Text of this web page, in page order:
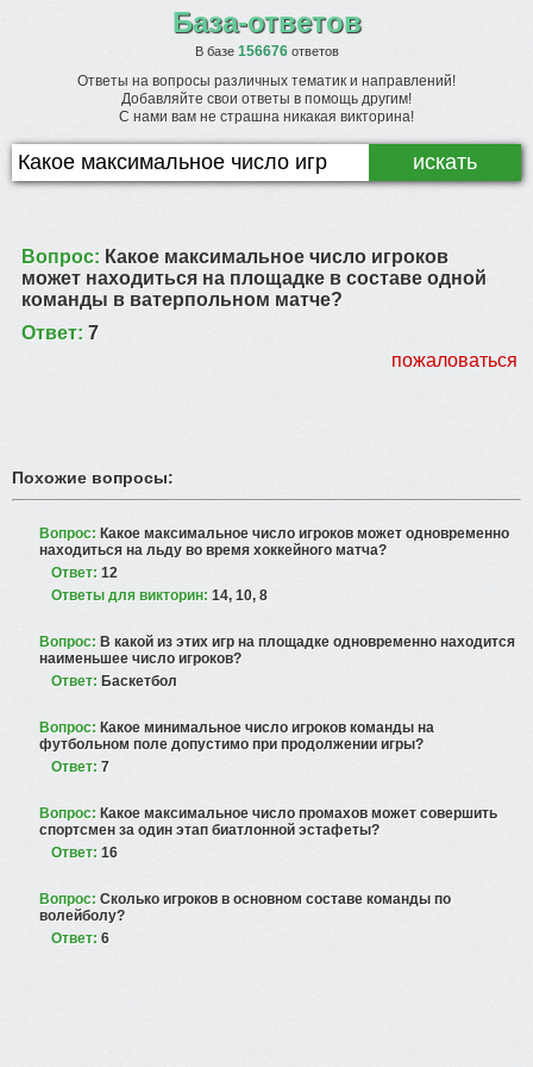
База-ответов
В базе 156676ответов
Ответы на вопросы различных тематик и направлений!
Добавляйте свои ответы в помощь другим!
С нами вам не страшна никакая викторина!
Вопрос: Какое максимальное число игроков
может находиться на площадке в составе одной
команды в ватерпольном матче?
Ответ: 7
пожаловаться
Похожие вопросы:
Вопрос: Какое максимальное число игроков может одновременно
находиться на льду во время хоккейного матча?
Ответ: 12
Ответы для викторин: 14, 10, 8
Вопрос: В какой из этих игр на площадке одновременно находится
наименьшее число игроков?
Ответ: Баскетбол
Вопрос: Какое минимальное число игроков команды на
футбольном поле допустимо при продолжении игры?
Ответ: 7
Вопрос: Какое максимальное число промахов может совершить
спортсмен за один этап биатлонной эстафеты?
Ответ: 16
Вопрос: Сколько игроков в основном составе команды по
волейболу?
Ответ: 6